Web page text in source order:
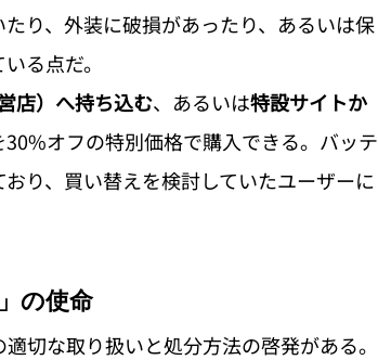
り、外装に破損があったり、あるいは保
る点だ。
店）へ持ち込む、あるいは特設サイトか
オフの特別価格で購入できる。バッテ
り、買い替えを検討していたユーザーに
の使命
切な取り扱いと処分方法の啓発がある。